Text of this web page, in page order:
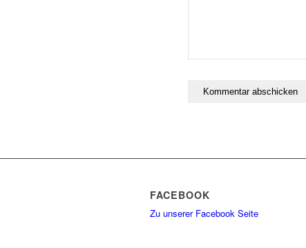
FACEBOOK
Zu unserer Facebook Seite